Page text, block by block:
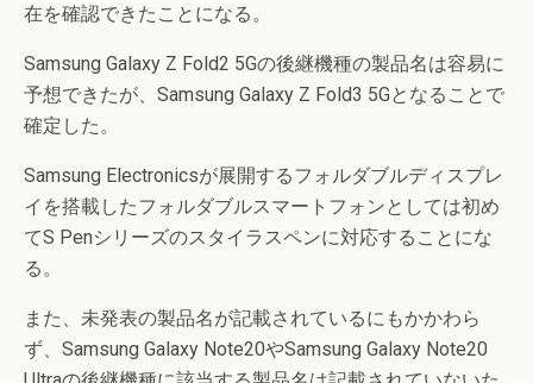
在を確認できたことになる。
Samsung Galaxy Z Fold2 5Gの後継機種の製品名は容易に
予想できたが、Samsung Galaxy Z Fold3 5Gとなることで
確定した。
Samsung Electronicsが展開するフォルダブルディスプレ
イを搭載したフォルダブルスマートフォンとしては初め
てS Penシリーズのスタイラスペンに対応することにな
る。
また、未発表の製品名が記載されているにもかかわら
ず、Samsung Galaxy Note20やSamsung Galaxy Note20